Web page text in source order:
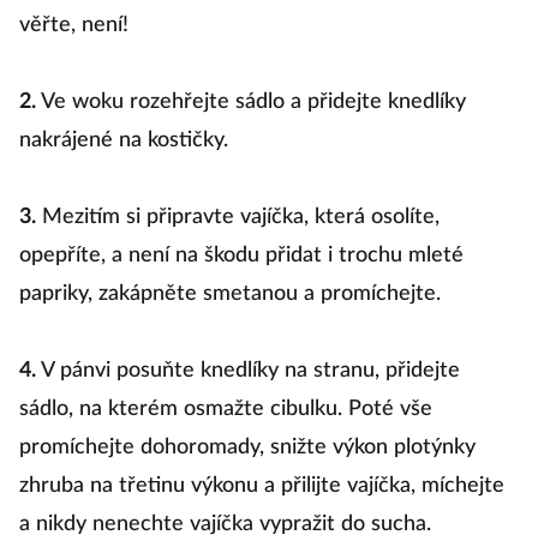
věřte, není!
2. Ve woku rozehřejte sádlo a přidejte knedlíky
nakrájené na kostičky.
3. Mezitím si připravte vajíčka, která osolíte,
opepříte, a není na škodu přidat i trochu mleté
papriky, zakápněte smetanou a promíchejte.
4. V pánvi posuňte knedlíky na stranu, přidejte
sádlo, na kterém osmažte cibulku. Poté vše
promíchejte dohoromady, snižte výkon plotýnky
zhruba na třetinu výkonu a přilijte vajíčka, míchejte
a nikdy nenechte vajíčka vypražit do sucha.